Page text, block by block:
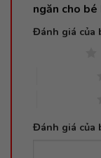
ngăn cho bé
Đánh giá của
Đánh giá của